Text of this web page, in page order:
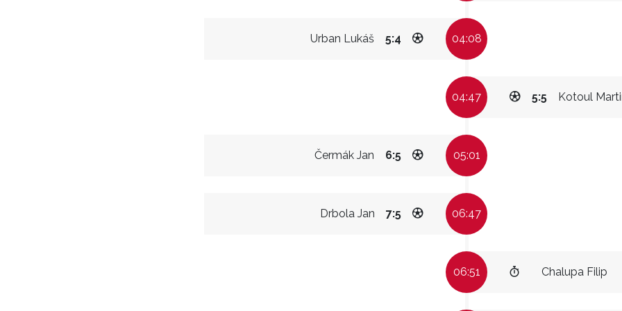
Urban Lukáš 5:4 04:08
04:47 Kotoul
5:5
Čermák Jan 6:5 05:01
Drbola Jan 7:5 06:47
06:51 Chalupa Filip